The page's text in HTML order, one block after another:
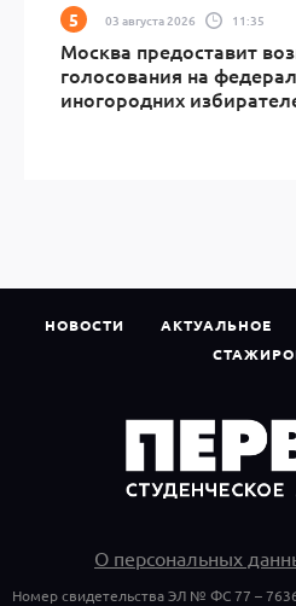
03 августа 2026 11:35
Москва предоставит
голосования на
иногородних
НОВОСТИ АКТУАЛЬНОЕ
О персональных
Номер свидетельства ЭЛ № ФС 77 –